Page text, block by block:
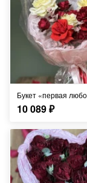
Букет «первая
10 089₽